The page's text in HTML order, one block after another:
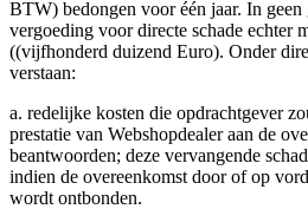
BTW) bedongen voor één jaar. In geen
vergoeding voor directe schade echter
((vijfhonderd duizend Euro). Onder
verstaan:
a. redelijke kosten die opdrachtgever
prestatie van Webshopdealer aan de
beantwoorden; deze vervangende
indien de overeenkomst door of op
wordt ontbonden.